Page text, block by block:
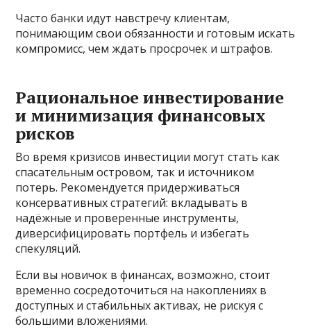
Часто банки идут навстречу клиентам,
понимающим свои обязанности и готовым искать
компромисс, чем ждать просрочек и штрафов.
Рациональное инвестирование
и минимизация финансовых
рисков
Во время кризисов инвестиции могут стать как
спасательным островом, так и источником
потерь. Рекомендуется придерживаться
консервативных стратегий: вкладывать в
надёжные и проверенные инструменты,
диверсифицировать портфель и избегать
спекуляций.
Если вы новичок в финансах, возможно, стоит
временно сосредоточиться на накоплениях в
доступных и стабильных активах, не рискуя с
большими вложениями.